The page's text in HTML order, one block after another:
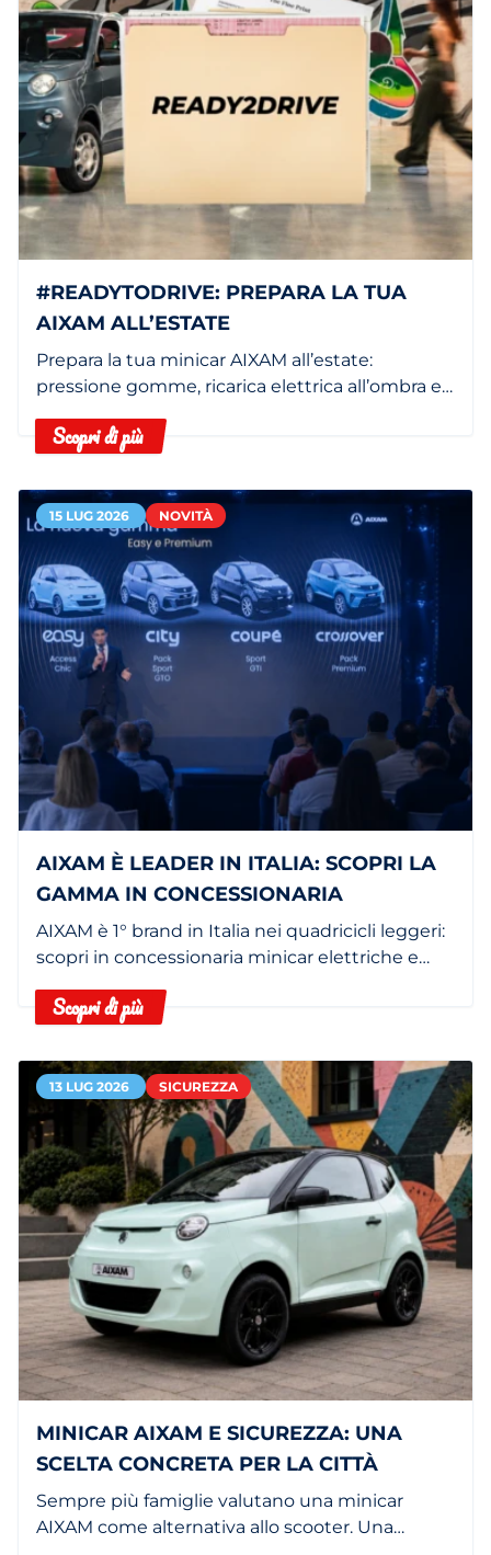
#READYTODRIVE: PREPARA LA TUA
AIXAM ALL’ESTATE
Prepara la tua minicar AIXAM all’estate:
pressione gomme, ricarica elettrica all’ombra e
Scopri di più
15 LUG 2026 NOVITÀ
AIXAM È LEADER IN ITALIA: SCOPRI LA
GAMMA IN CONCESSIONARIA
AIXAM è 1° brand in Italia nei quadricicli leggeri:
scopri in concessionaria minicar elettriche e
Scopri di più
13 LUG 2026 SICUREZZA
MINICAR AIXAM E SICUREZZA: UNA
SCELTA CONCRETA PER LA CITTÀ
Sempre più famiglie valutano una minicar
AIXAM come alternativa allo scooter. Una